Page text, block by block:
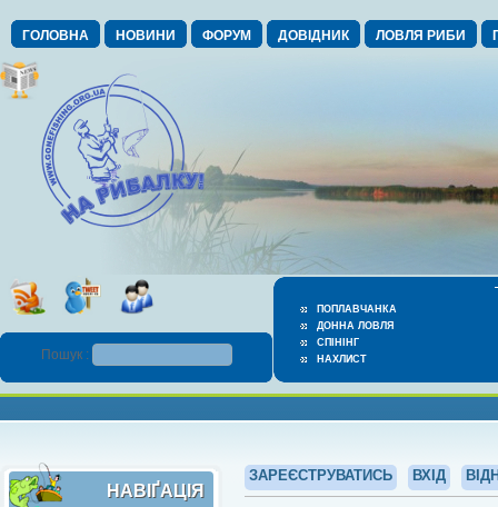
ГОЛОВНА НОВИНИ ФОРУМ ДОВІДНИК ЛОВЛЯ РИБИ
ПОПЛАВЧАНКА
ДОННА ЛОВЛЯ
СПІНІНГ
НАХЛИСТ
Пошук :
НАВІҐАЦІЯ
ЗАРЕЄСТРУВАТИСЬ ВХІД